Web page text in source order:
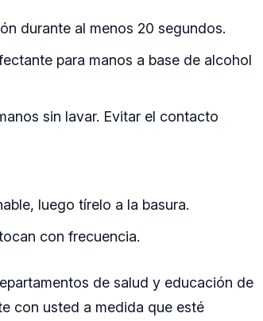
durante al menos 20 segundos.
para manos a base de alcohol
sin lavar. Evitar el contacto
luego tírelo a la basura.
con frecuencia.
de salud y educación de
con usted a medida que esté